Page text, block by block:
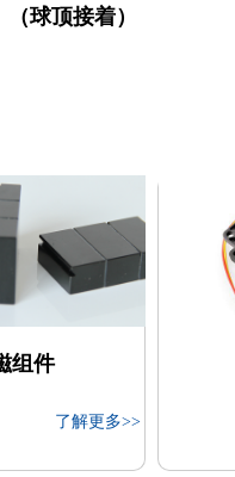
组件
了解更多>>
了解更多>>
组件
（球顶接着）